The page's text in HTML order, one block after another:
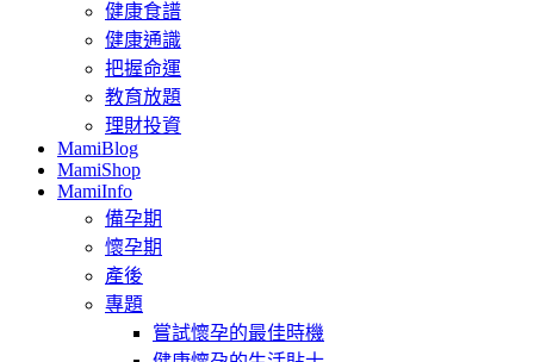
健康食譜
健康通識
把握命運
教育放題
理財投資
MamiBlog
MamiShop
MamiInfo
備孕期
懷孕期
產後
專題
嘗試懷孕的最佳時機